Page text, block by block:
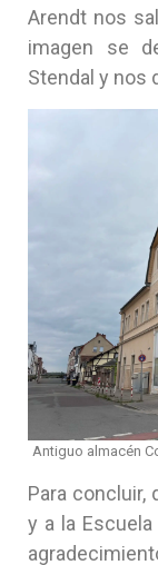
Arendt nos
imagen se
Stendal y nos
Antiguo almacén
Para concluir,
y a la